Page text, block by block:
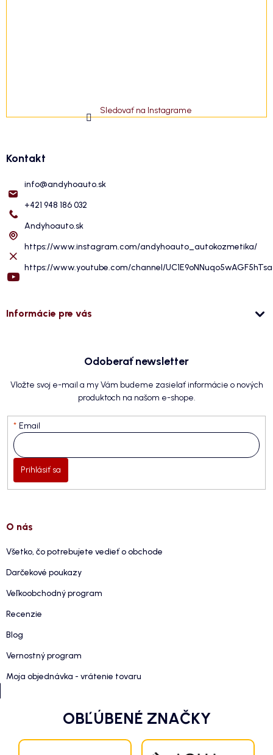
Sledovať na Instagrame
Kontakt
info@andyhoauto.sk
+421 948 186 032
Andyhoauto.sk
https://www.instagram.com/andyhoauto_autokozmetika/
https://www.youtube.com/channel/
Informácie pre vás
Odoberať newsletter
Vložte svoj e-mail a my Vám budeme zasielať informácie o nových
produktoch na našom e-shope.
Email
Prihlásiť sa
O nás
Všetko, čo potrebujete vedieť o obchode
Darčekové poukazy
Veľkoobchodný program
Recenzie
Blog
Vernostný program
Moja objednávka - vrátenie tovaru
OBĽÚBENÉ ZNAČKY